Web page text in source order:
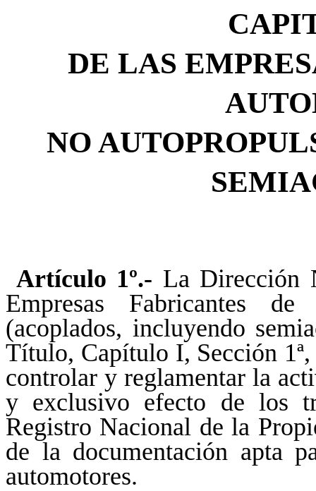
DE LAS
NO
Artículo 1º.- La Dirección
Empresas Fabricantes de
(acoplados, incluyendo
Título, Capítulo I, Sección
controlar y reglamentar la
y exclusivo efecto de los
Registro Nacional de la
de la documentación apta
automotores.